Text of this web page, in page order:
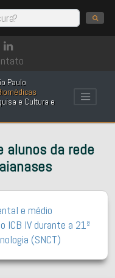
Paulo
e Cultura e
alunos da rede
e médio
ICB IV durante a 21ª
(SNCT)